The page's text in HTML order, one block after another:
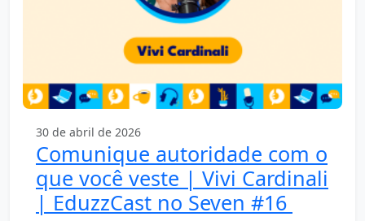
30 de abril de 2026
Comunique autoridade com o
que você veste | Vivi Cardinali
| EduzzCast no Seven #16